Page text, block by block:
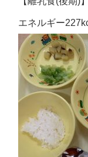
エネルギー